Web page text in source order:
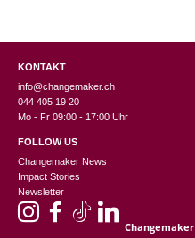
KONTAKT
info@changemaker.ch
044 405 19 20
Mo - Fr 09:00 - 17:00 Uhr
FOLLOW US
Changemaker News
Impact Stories
Newsletter
Changemaker